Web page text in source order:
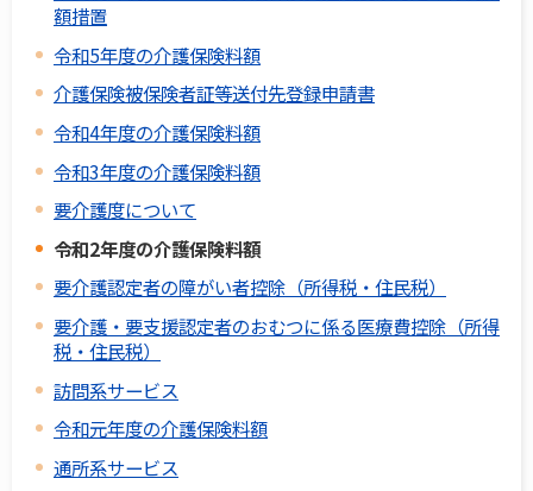
額措置
令和5年度の介護保険料額
介護保険被保険者証等送付先登録申請書
令和4年度の介護保険料額
令和3年度の介護保険料額
要介護度について
令和2年度の介護保険料額
要介護認定者の障がい者控除（所得税・住民税）
要介護・要支援認定者のおむつに係る医療費控除（所得
税・住民税）
訪問系サービス
令和元年度の介護保険料額
通所系サービス